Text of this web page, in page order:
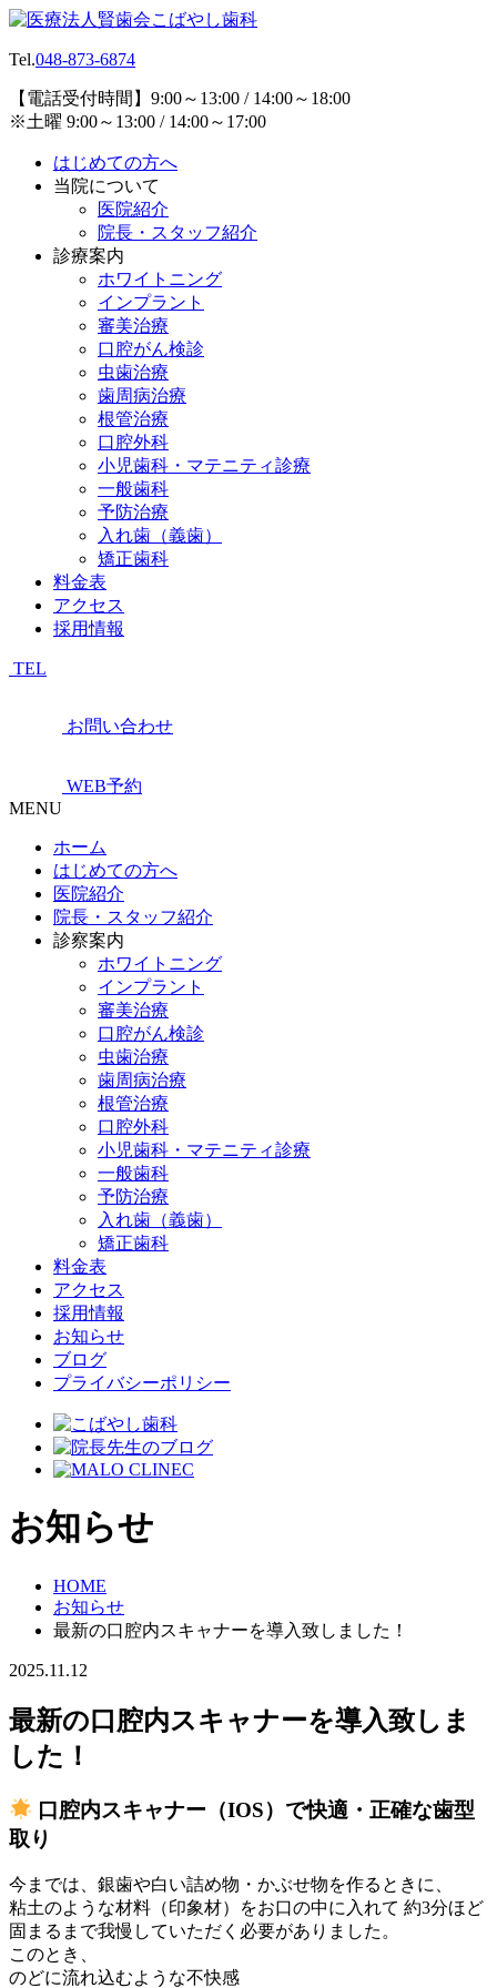
Tel.048-873-6874
【電話受付時間】9:00～13:00 / 14:00～18:00
※土曜 9:00～13:00 / 14:00～17:00
はじめての方へ
当院について
医院紹介
院長・スタッフ紹介
診療案内
ホワイトニング
インプラント
審美治療
口腔がん検診
虫歯治療
歯周病治療
根管治療
口腔外科
小児歯科・マテニティ診療
一般歯科
予防治療
入れ歯（義歯）
矯正歯科
料金表
アクセス
採用情報
TEL
お問い合わせ
WEB予約
MENU
ホーム
はじめての方へ
医院紹介
院長・スタッフ紹介
診察案内
ホワイトニング
インプラント
審美治療
口腔がん検診
虫歯治療
歯周病治療
根管治療
口腔外科
小児歯科・マテニティ診療
一般歯科
予防治療
入れ歯（義歯）
矯正歯科
料金表
アクセス
採用情報
お知らせ
ブログ
プライバシーポリシー
お知らせ
HOME
お知らせ
最新の口腔内スキャナーを導入致しました！
2025.11.12
最新の口腔内スキャナーを導入致しま
した！
口腔内スキャナー（IOS）で快適・正確な歯型
取り
今までは、銀歯や白い詰め物・かぶせ物を作るときに、
粘土のような材料（印象材）をお口の中に入れて 約3分ほど
固まるまで我慢していただく必要がありました。
このとき、
のどに流れ込むような不快感